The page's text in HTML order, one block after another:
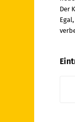
Der